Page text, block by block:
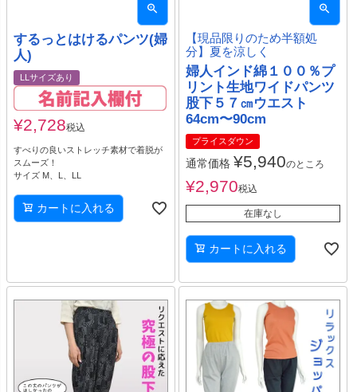
するっとはけるパンツ(婦
人)
LLサイズあり
¥2,728税込
すべりの良いストレッチ素材で着脱が
スムーズ！
サイズ M、L、LL
カートに入れる
【現品限りのため半額処
分】夏を涼しく
婦人インド綿１００％プ
リント生地ワイドパンツ
股下５７㎝ウエスト
64cm〜90cm
プライスダウン
通常価格 ¥5,940のところ
¥2,970税込
在庫なし
カートに入れる